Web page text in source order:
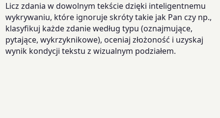
Licz zdania w dowolnym tekście dzięki inteligentnemu
wykrywaniu, które ignoruje skróty takie jak Pan czy np.,
klasyfikuj każde zdanie według typu (oznajmujące,
pytające, wykrzyknikowe), oceniaj złożoność i uzyskaj
wynik kondycji tekstu z wizualnym podziałem.